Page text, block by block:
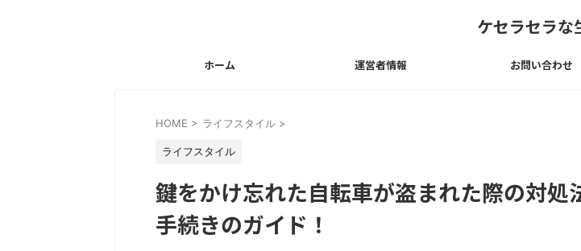
ケセラセラな
ホーム 運営者情報 お問い合わせ
HOME > ライフスタイル >
ライフスタイル
鍵をかけ忘れた自転車が盗まれた際の対処
手続きのガイド！